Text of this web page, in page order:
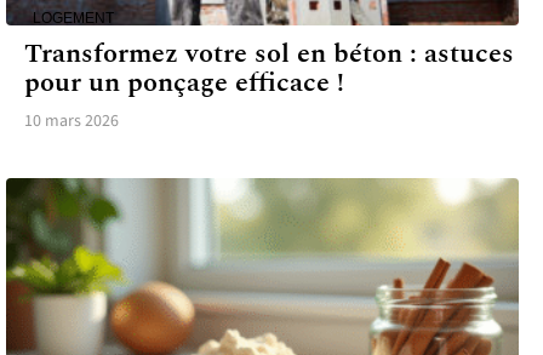
LOGEMENT
Transformez votre sol en béton : astuces
pour un ponçage efficace !
10 mars 2026